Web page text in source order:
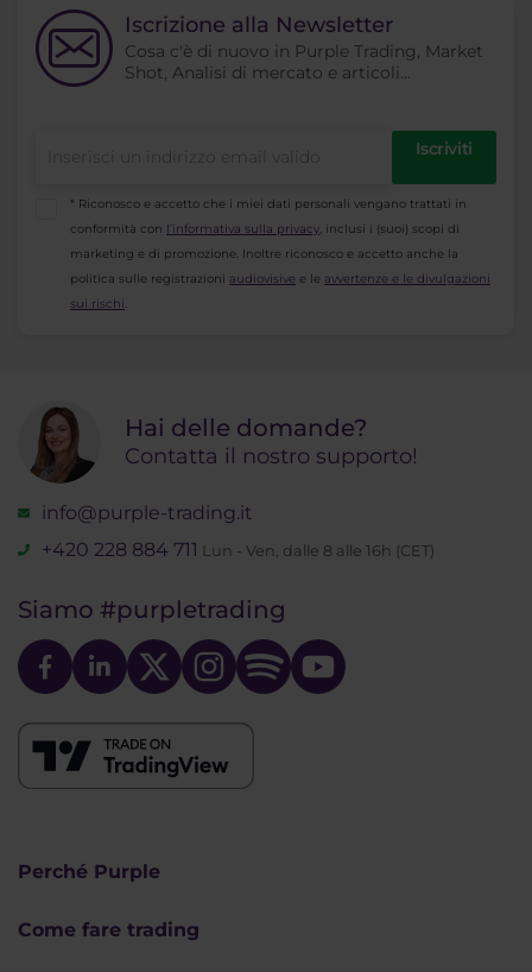
ecc.
movimento del prezzo. Il presupposto è che
tutte le informazioni siano già contenute nel
prezzo.
Iscrizione alla Newsletter
Cosa c'è di nuovo in Purple Trading, Market
Shot, Analisi di mercato e articoli...
Iscriviti
* Riconosco e accetto che i miei dati personali vengano trattati in
conformità con l’informativa sulla privacy, inclusi i (suoi) scopi di
marketing e di promozione. Inoltre riconosco e accetto anche la
politica sulle registrazioni audiovisive e le avvertenze e le divulgazioni
sui rischi.
Hai delle domande?
Contatta il nostro supporto!
info@purple-trading.it
+420 228 884 711
Lun - Ven, dalle 8 alle 16h (CET)
Siamo #purpletrading
Perché Purple
Come fare trading